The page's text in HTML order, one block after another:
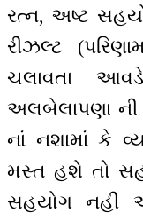
રત્ન, અષ્ટ
રીઝલ્ટ
ચલાવતા
અલબેલાપણા ની
નાં નશામાં કે
મસ્ત હશે તો
સહયોગ નહીં